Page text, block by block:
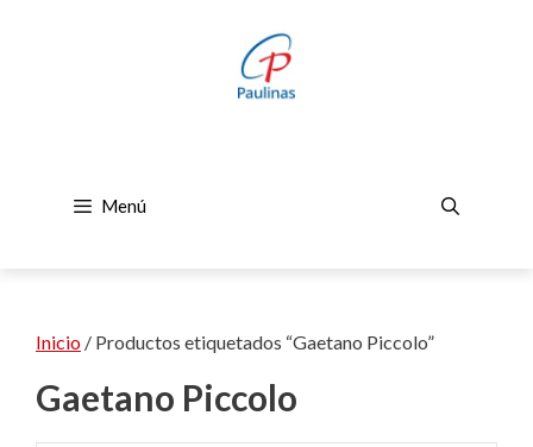
Menú
Inicio / Productos etiquetados “Gaetano Piccolo”
Gaetano Piccolo